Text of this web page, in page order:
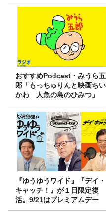
おすすめPodcast・みうら五
郎「もっちゅりんと映画ちい
かわ 人魚の島のひみつ」
『ゆうゆうワイド』『デイ・
キャッチ！』が１日限定復
活。9/21はプレミアムデー